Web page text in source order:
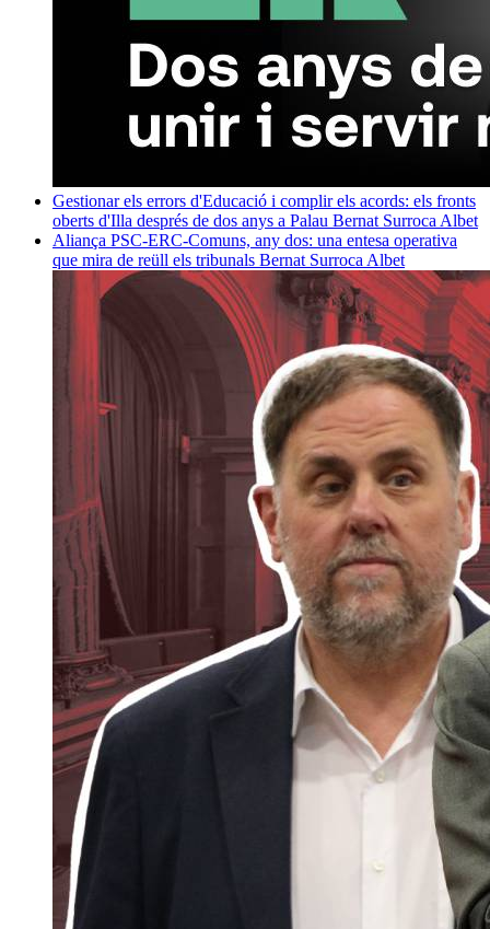
Gestionar els errors d'Educació i complir els acords: els fronts
oberts d'Illa després de dos anys a Palau Bernat Surroca Albet
Aliança PSC-ERC-Comuns, any dos: una entesa operativa
que mira de reüll els tribunals Bernat Surroca Albet